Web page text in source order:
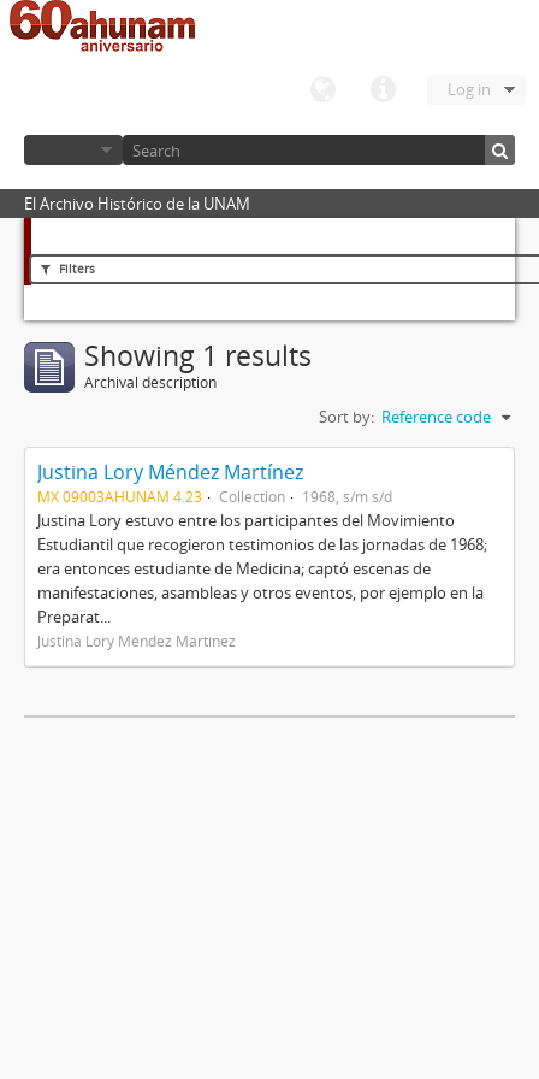
Log in
El Archivo Histórico de la UNAM
Filters
Showing 1 results
Archival description
Sort by: Reference code
Justina Lory Méndez Martínez
MX 09003AHUNAM 4.23 Collection 1968, s/m s/d
Justina Lory estuvo entre los participantes del Movimiento
Estudiantil que recogieron testimonios de las jornadas de 1968;
era entonces estudiante de Medicina; captó escenas de
manifestaciones, asambleas y otros eventos, por ejemplo en la
Preparat...
Justina Lory Méndez Martínez